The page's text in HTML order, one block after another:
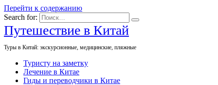
Перейти к содержанию
Search for:
Путешествие в Китай
Туры в Китай: экскурсионные, медицинские, пляжные
Туристу на заметку
Лечение в Китае
Гиды и переводчики в Китае